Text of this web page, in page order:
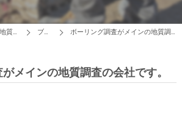
埼玉の地質調査は二幸地質調査株式会社 ブログ ボーリング調査がメインの地質調査の会社です。
メインの地質調査の会社です。